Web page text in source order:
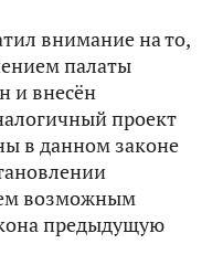
внимание на то,
палаты
и внесён
проект
в данном законе
возможным
предыдущую